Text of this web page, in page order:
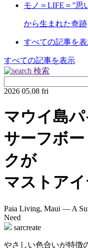
モノ＝LIFE＝”思
から生まれた奇跡
すべての記事を
すべての記事を表示
検索
2026 05.08 fri
マウイ島パ
サーフボ
クが
マストア
Paia Living, Maui — A
Need
sarcreate
やさしい色合いが特徴